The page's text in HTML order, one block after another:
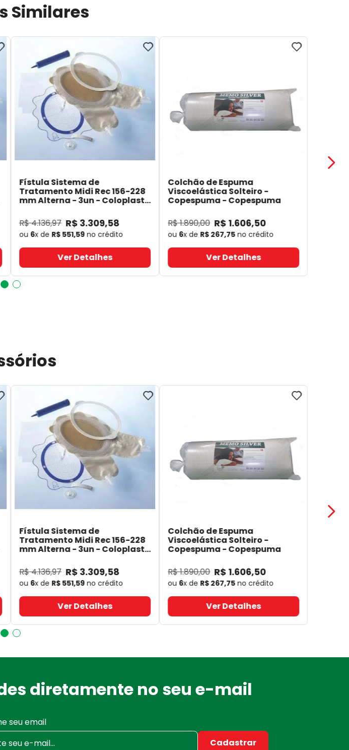
Similares
Fístula Sistema de
Tratamento Midi Rec 156-228
mm Alterna - 3un - Coloplast
R$4.136,97 R$ 3.309,58
ou 6x de R$ 551,59no crédito
Ver Detalhes
Colchão de Espuma
Viscoelástica Solteiro -
Copespuma- Copespuma
R$1.890,00 R$ 1.606,50
ou 6x de R$ 267,75 no crédito
Ver Detalhes
Fístula Sistema de
Tratamento Midi Rec 156-228
mm Alterna - 3un - Coloplast
R$4.136,97 R$ 3.309,58
ou 6x de R$ 551,59no crédito
Ver Detalhes
Colchão de Espuma
Viscoelástica Solteiro -
Copespuma- Copespuma
R$1.890,00 R$ 1.606,50
ou 6x de R$ 267,75 no crédito
Ver Detalhes
diretamente no seu e-mail
seu email
Cadastrar